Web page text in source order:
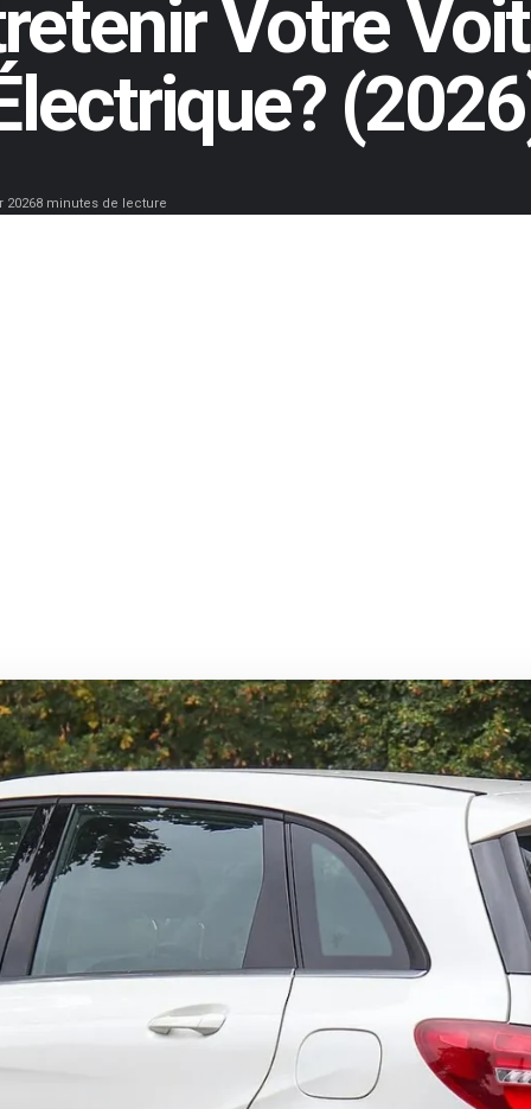
Votre
20268 minutes de lecture